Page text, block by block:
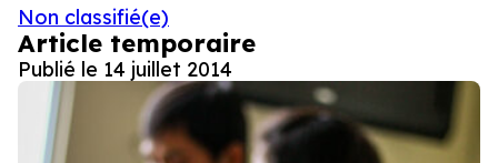
Non classifié(e)
Article temporaire
Publié le 14 juillet 2014